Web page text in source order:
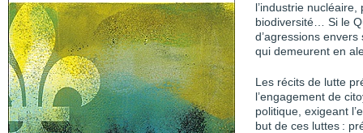
l’industrie
biodiversité… Si le
d’agressions
qui demeurent en
Les récits de lutte
l’engagement de
politique, exigeant
but de ces luttes :